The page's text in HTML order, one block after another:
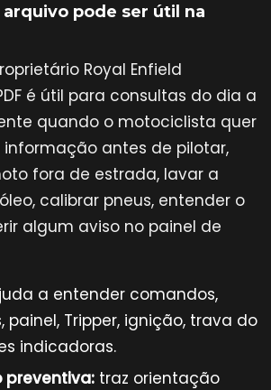
arquivo pode ser útil na
Royal Enfield
é útil para consultas do dia a
quando o motociclista quer
antes de pilotar,
fora de estrada, lavar a
calibrar pneus, entender o
algum aviso no painel de
a entender comandos,
painel, Tripper, ignição, trava do
indicadoras.
preventiva:traz orientação